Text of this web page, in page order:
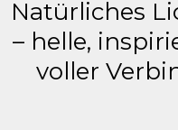
Natürliches
– helle,
voller